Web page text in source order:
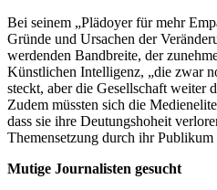
Bei seinem „Plädoyer für mehr
Gründe und Ursachen der
werdenden Bandbreite, der
Künstlichen Intelligenz, „die zwar
steckt, aber die Gesellschaft weiter
Zudem müssten sich die
dass sie ihre Deutungshoheit
Themensetzung durch ihr Publikum
Mutige Journalisten gesucht